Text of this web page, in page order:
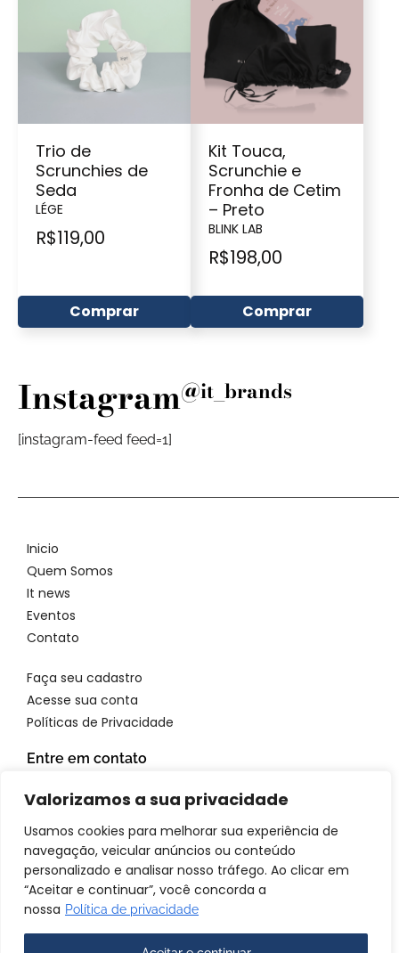
Valorizamos a sua privacidade
Usamos cookies para melhorar sua experiência de
navegação, veicular anúncios ou conteúdo
personalizado e analisar nosso tráfego. Ao clicar em
“Aceitar e continuar”, você concorda a
nossa Política de privacidade
Trio de
Scrunchies de
Seda
LÉGE
R$119,00
Comprar
Kit Touca,
Scrunchie e
Fronha de Cetim
– Preto
BLINK LAB
R$198,00
Comprar
Instagram@it_brands
[instagram-feed feed=1]
Inicio
Quem Somos
It news
Eventos
Contato
Faça seu cadastro
Acesse sua conta
Políticas de Privacidade
Entre em contato
Email: atendimento@itbrandsbr.com
© 2025 IT brands - Todos os direitos reservados. SANTA FOSCA
COMERCIO E SERVICOS LTDA CNPJ: 72.944.390/0001-69